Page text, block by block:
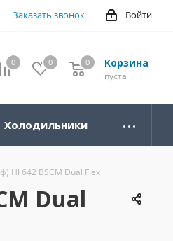
Войти
Заказать звонок
0 0 Корзина
0
пуста
0
Холодильники
HI 642 BSCM Dual Flex
Dual